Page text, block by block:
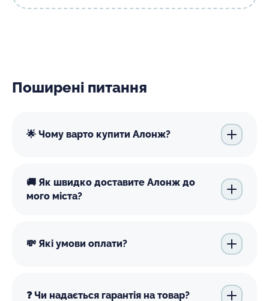
Поширені питання
🌟 Чому варто купити Алонж?
🚚 Як швидко доставите Алонж до
мого міста?
💸 Які умови оплати?
❓ Чи надається гарантія на товар?